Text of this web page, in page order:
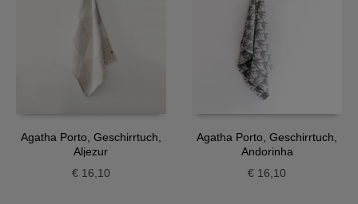
Agatha Porto, Geschirrtuch,
Aljezur
€16,10
Agatha Porto, Geschirrtuch,
Andorinha
€ 16,10